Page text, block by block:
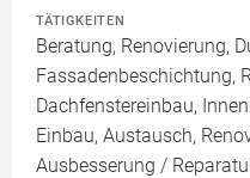
TÄTIGKEITEN
Beratung, Renovierung,
Fassadenbeschichtung,
Dachfenstereinbau,
Einbau, Austausch,
Ausbesserung /